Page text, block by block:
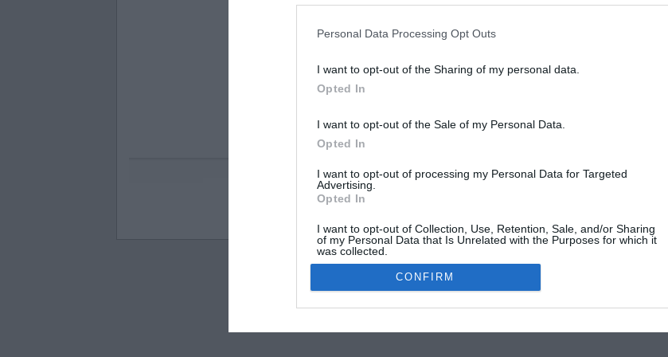
Personal Data Processing Opt Outs
I want to opt-out of the Sharing of my personal data.
Opted In
I want to opt-out of the Sale of my Personal Data.
Opted In
I want to opt-out of processing my Personal Data for Targeted
Advertising.
Opted In
I want to opt-out of Collection, Use, Retention, Sale, and/or Sharing
of my Personal Data that Is Unrelated with the Purposes for which it
was collected.
Opted Out
CONFIRM
MOKSLON.LT © 2011
Visos teisės saugomos. Mokslon.lt © 2011. Kopijuoti, dauginti bei platinti galima